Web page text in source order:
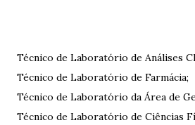
Técnico de Laboratório de Análises
Técnico de Laboratório de Farmácia;
Técnico de Laboratório da Área de
Técnico de Laboratório de Ciências